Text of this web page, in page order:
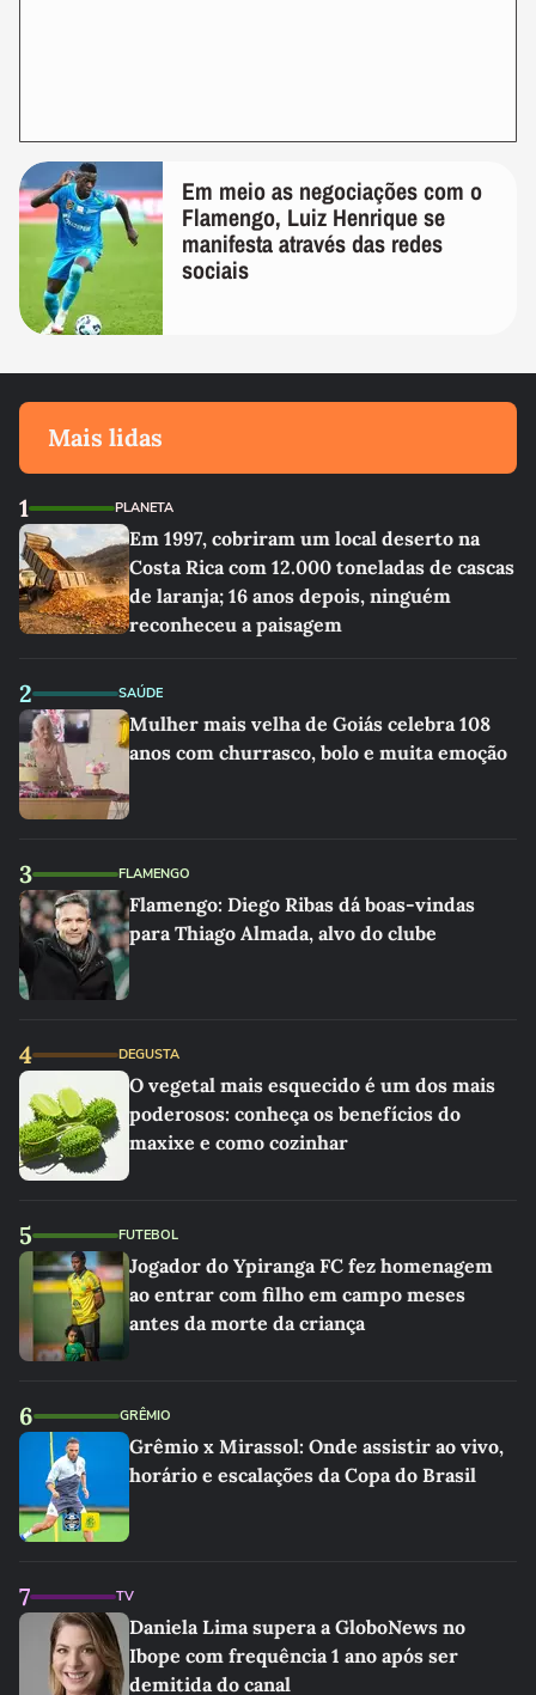
Em meio as negociações com o
Flamengo, Luiz Henrique se
manifesta através das redes
sociais
Mais lidas
1 PLANETA
Em 1997, cobriram um local deserto na
Costa Rica com 12.000 toneladas de cascas
de laranja; 16 anos depois, ninguém
reconheceu a paisagem
2 SAÚDE
Mulher mais velha de Goiás celebra 108
anos com churrasco, bolo e muita emoção
3 FLAMENGO
Flamengo: Diego Ribas dá boas-vindas
para Thiago Almada, alvo do clube
4 DEGUSTA
O vegetal mais esquecido é um dos mais
poderosos: conheça os benefícios do
maxixe e como cozinhar
5 FUTEBOL
Jogador do Ypiranga FC fez homenagem
ao entrar com filho em campo meses
antes da morte da criança
6 GRÊMIO
Grêmio x Mirassol: Onde assistir ao vivo,
horário e escalações da Copa do Brasil
7 TV
Daniela Lima supera a GloboNews no
Ibope com frequência 1 ano após ser
demitida do canal